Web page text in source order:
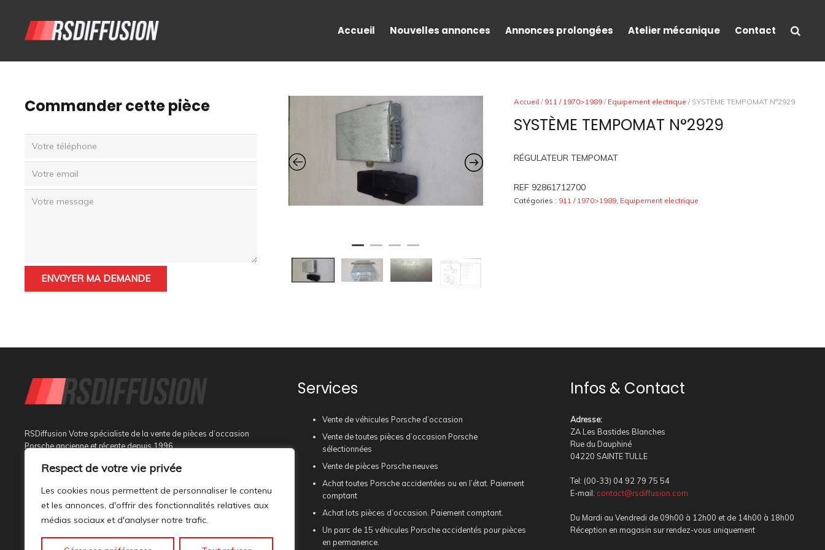
Respect de votre vie privée
Les cookies nous permettent de personnaliser le contenu
et les annonces, d'offrir des fonctionnalités relatives aux
médias sociaux et d'analyser notre trafic.
Accueil Nouvelles annonces Annonces prolongées Atelier mécanique Contact
Accueil / 911 / 1970>1989/ Equipement electrique / SYSTÈME TEMPOMAT N°2929
SYSTÈME TEMPOMAT N°2929
RÉGULATEUR TEMPOMAT
REF 92861712700
Catégories : 911 / 1970>1989, Equipement electrique
Commander cette pièce
RSDiffusion Votre spécialiste de la vente de pièces d’occasion
Porsche ancienne et récente depuis 1996
Implantée à Sainte Tulle dans le département des Alpes de
Provence, au sein d’un bâtiment tout neuf de 1000M², son
activité est dédiée à la marque PORSCHE.
Services
Vente de véhicules Porsche d’occasion
Vente de toutes pièces d’occasion Porsche
sélectionnées
Vente de pièces Porsche neuves
Achat toutes Porsche accidentées ou en l’état. Paiement
comptant
Achat lots pièces d’occasion. Paiement comptant.
Un parc de 15 véhicules Porsche accidentés pour pièces
en permanence.
Infos & Contact
Adresse:
ZA Les Bastides Blanches
Rue du Dauphiné
04220 SAINTE TULLE
Tel: (00-33) 04 92 79 75 54
E-mail: contact@rsdiffusion.com
Du Mardi au Vendredi de 09h00 à 12h00 et de 14h00 à 18h00
Réception en magasin sur rendez-vous uniquement